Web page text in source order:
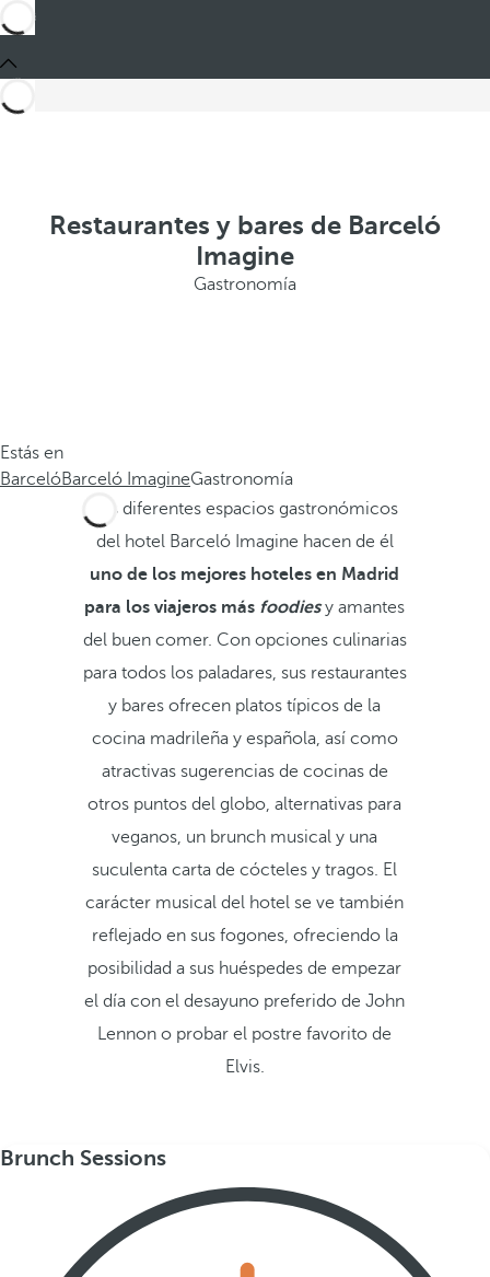
Restaurantes y bares de Barceló
Imagine
Gastronomía
Estás en
BarcelóBarceló ImagineGastronomía
Los diferentes espacios gastronómicos
del hotel Barceló Imagine hacen de él
uno de los mejores hoteles en Madrid
para los viajeros más foodies y amantes
del buen comer. Con opciones culinarias
para todos los paladares, sus restaurantes
y bares ofrecen platos típicos de la
cocina madrileña y española, así como
atractivas sugerencias de cocinas de
otros puntos del globo, alternativas para
veganos, un brunch musical y una
suculenta carta de cócteles y tragos. El
carácter musical del hotel se ve también
reflejado en sus fogones, ofreciendo la
posibilidad a sus huéspedes de empezar
el día con el desayuno preferido de John
Lennon o probar el postre favorito de
Elvis.
Brunch Sessions